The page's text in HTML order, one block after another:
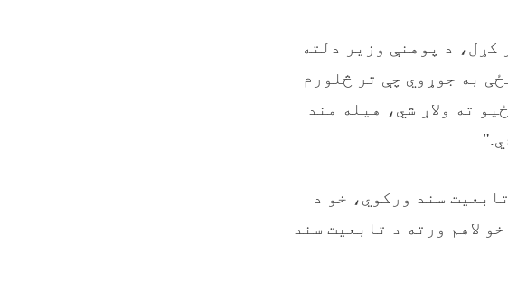
کړل، د پوهنې وزیر دلته
به جوړوي چې تر څلورم
ته ولاړ شي، هیله مند
سند ورکوي، خو د
لاهم ورته د تابعیت سند